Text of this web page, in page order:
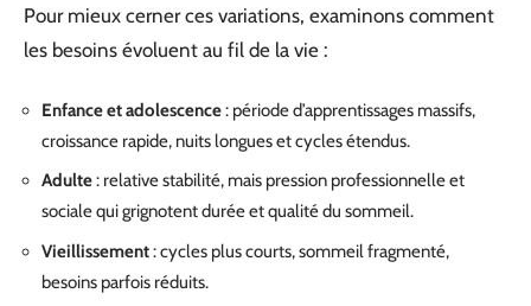
Pour mieux cerner ces variations, examinons comment
les besoins évoluent au fil de la vie :
Enfance et adolescence: période d’apprentissages massifs,
croissance rapide, nuits longues et cycles étendus.
Adulte: relative stabilité, mais pression professionnelle et
sociale qui grignotent durée et qualité du sommeil.
Vieillissement: cycles plus courts, sommeil fragmenté,
besoins parfois réduits.